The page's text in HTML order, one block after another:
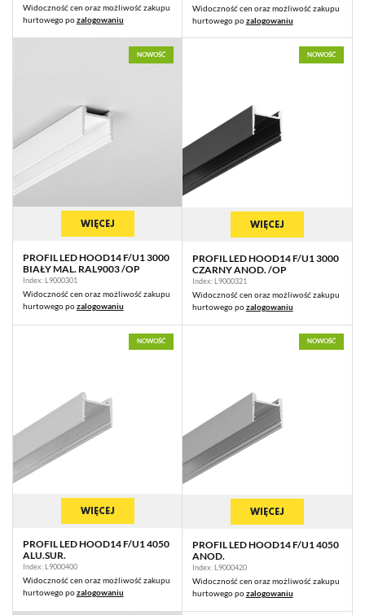
Widoczność cen oraz możliwość zakupu
hurtowego pozalogowaniu
Widoczność cen oraz możliwość zakupu
hurtowego pozalogowaniu
NOWOŚĆ
WIĘCEJ
PROFIL LED HOOD14 F/U1 3000
BIAŁY MAL. RAL9003 /OP
Index: L9000301
Widoczność cen oraz możliwość zakupu
hurtowego pozalogowaniu
NOWOŚĆ
WIĘCEJ
PROFIL LED HOOD14 F/U1 3000
CZARNY ANOD. /OP
Index: L9000321
Widoczność cen oraz możliwość zakupu
hurtowego pozalogowaniu
NOWOŚĆ
WIĘCEJ
PROFIL LED HOOD14 F/U1 4050
ALU.SUR.
Index: L9000400
Widoczność cen oraz możliwość zakupu
hurtowego pozalogowaniu
NOWOŚĆ
WIĘCEJ
PROFIL LED HOOD14 F/U1 4050
ANOD.
Index: L9000420
Widoczność cen oraz możliwość zakupu
hurtowego pozalogowaniu